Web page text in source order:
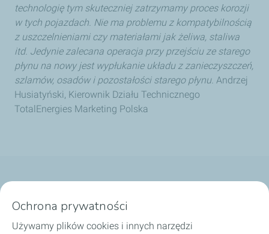
technologię tym skuteczniej zatrzymamy proces korozji
w tych pojazdach. Nie ma problemu z kompatybilnością
z uszczelnieniami czy materiałami jak żeliwa, staliwa
itd. Jedynie zalecana operacja przy przejściu ze starego
płynu na nowy jest wypłukanie układu z zanieczyszczeń,
szlamów, osadów i pozostałości starego płynu. Andrzej
Husiatyński, Kierownik Działu Technicznego
TotalEnergies Marketing Polska
Dobierz olej
Ochrona prywatności
Używamy plików cookies i innych narzędzi